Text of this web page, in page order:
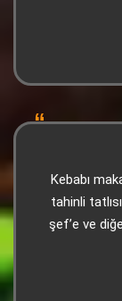
Kebabı
tahinli
şef’e ve
azından